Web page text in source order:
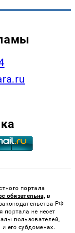
портала
обязательна, в
РФ
портала не несет
пользователей,
его субдоменах.